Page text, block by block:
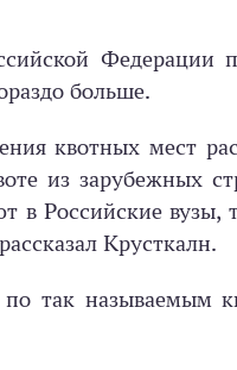
Федерации
больше.
квотных мест
из зарубежных
в Российские вузы,
Крусткалн.
по так называемым